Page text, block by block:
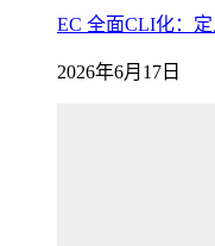
EC 全面CLI化：
2026年6月17日